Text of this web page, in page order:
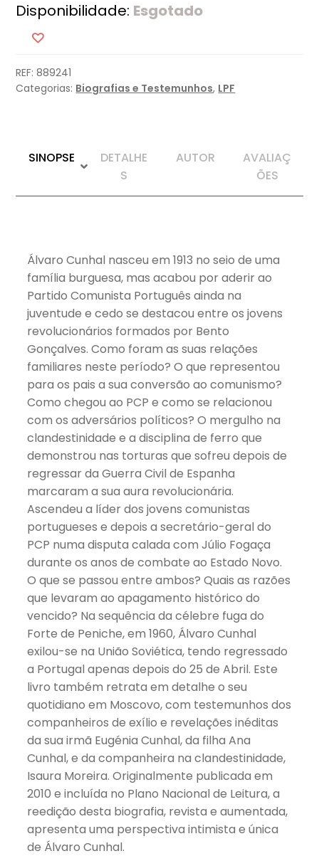
Disponibilidade: Esgotado
REF:889241
Categorias: Biografias e Testemunhos, LPF
SINOPSE
DETALHE
S
AUTOR
AVALIAÇ
ÕES
Álvaro Cunhal nasceu em 1913 no seio de uma
família burguesa, mas acabou por aderir ao
Partido Comunista Português ainda na
juventude e cedo se destacou entre os jovens
revolucionários formados por Bento
Gonçalves. Como foram as suas relações
familiares neste período? O que representou
para os pais a sua conversão ao comunismo?
Como chegou ao PCP e como se relacionou
com os adversários políticos? O mergulho na
clandestinidade e a disciplina de ferro que
demonstrou nas torturas que sofreu depois de
regressar da Guerra Civil de Espanha
marcaram a sua aura revolucionária.
Ascendeu a líder dos jovens comunistas
portugueses e depois a secretário-geral do
PCP numa disputa calada com Júlio Fogaça
durante os anos de combate ao Estado Novo.
O que se passou entre ambos? Quais as razões
que levaram ao apagamento histórico do
vencido? Na sequência da célebre fuga do
Forte de Peniche, em 1960, Álvaro Cunhal
exilou-se na União Soviética, tendo regressado
a Portugal apenas depois do 25 de Abril. Este
livro também retrata em detalhe o seu
quotidiano em Moscovo, com testemunhos dos
companheiros de exílio e revelações inéditas
da sua irmã Eugénia Cunhal, da filha Ana
Cunhal, e da companheira na clandestinidade,
Isaura Moreira. Originalmente publicada em
2010 e incluída no Plano Nacional de Leitura, a
reedição desta biografia, revista e aumentada,
apresenta uma perspectiva intimista e única
de Álvaro Cunhal.